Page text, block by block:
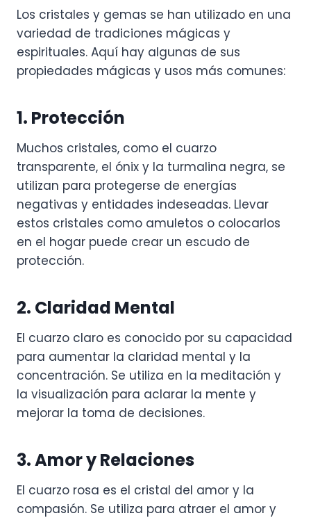
Los cristales y gemas se han utilizado en una
variedad de tradiciones mágicas y
espirituales. Aquí hay algunas de sus
propiedades mágicas y usos más comunes:
1. Protección
Muchos cristales, como el cuarzo
transparente, el ónix y la turmalina negra, se
utilizan para protegerse de energías
negativas y entidades indeseadas. Llevar
estos cristales como amuletos o colocarlos
en el hogar puede crear un escudo de
protección.
2. Claridad Mental
El cuarzo claro es conocido por su capacidad
para aumentar la claridad mental y la
concentración. Se utiliza en la meditación y
la visualización para aclarar la mente y
mejorar la toma de decisiones.
3. Amor y Relaciones
El cuarzo rosa es el cristal del amor y la
compasión. Se utiliza para atraer el amor y